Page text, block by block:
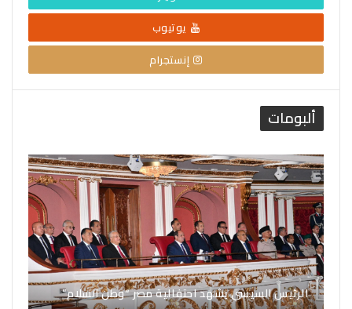
يوتيوب
إنستجرام
ألبومات
الرئيس السيسي يشهد احتفالية مصر “وطن السلام”